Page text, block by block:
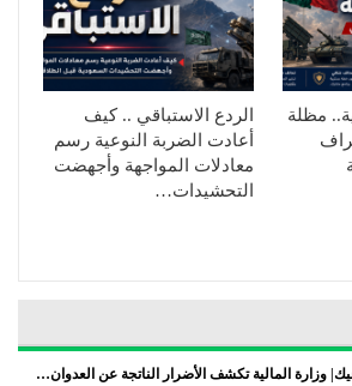
مظلة
الردع الاستباقي .. كيف
أعادت الضربة النوعية رسم
معادلات المواجهة وأجهضت
التحشيدات…
وزارة المالية تكشف الأضرار الناتجة عن العدوان…